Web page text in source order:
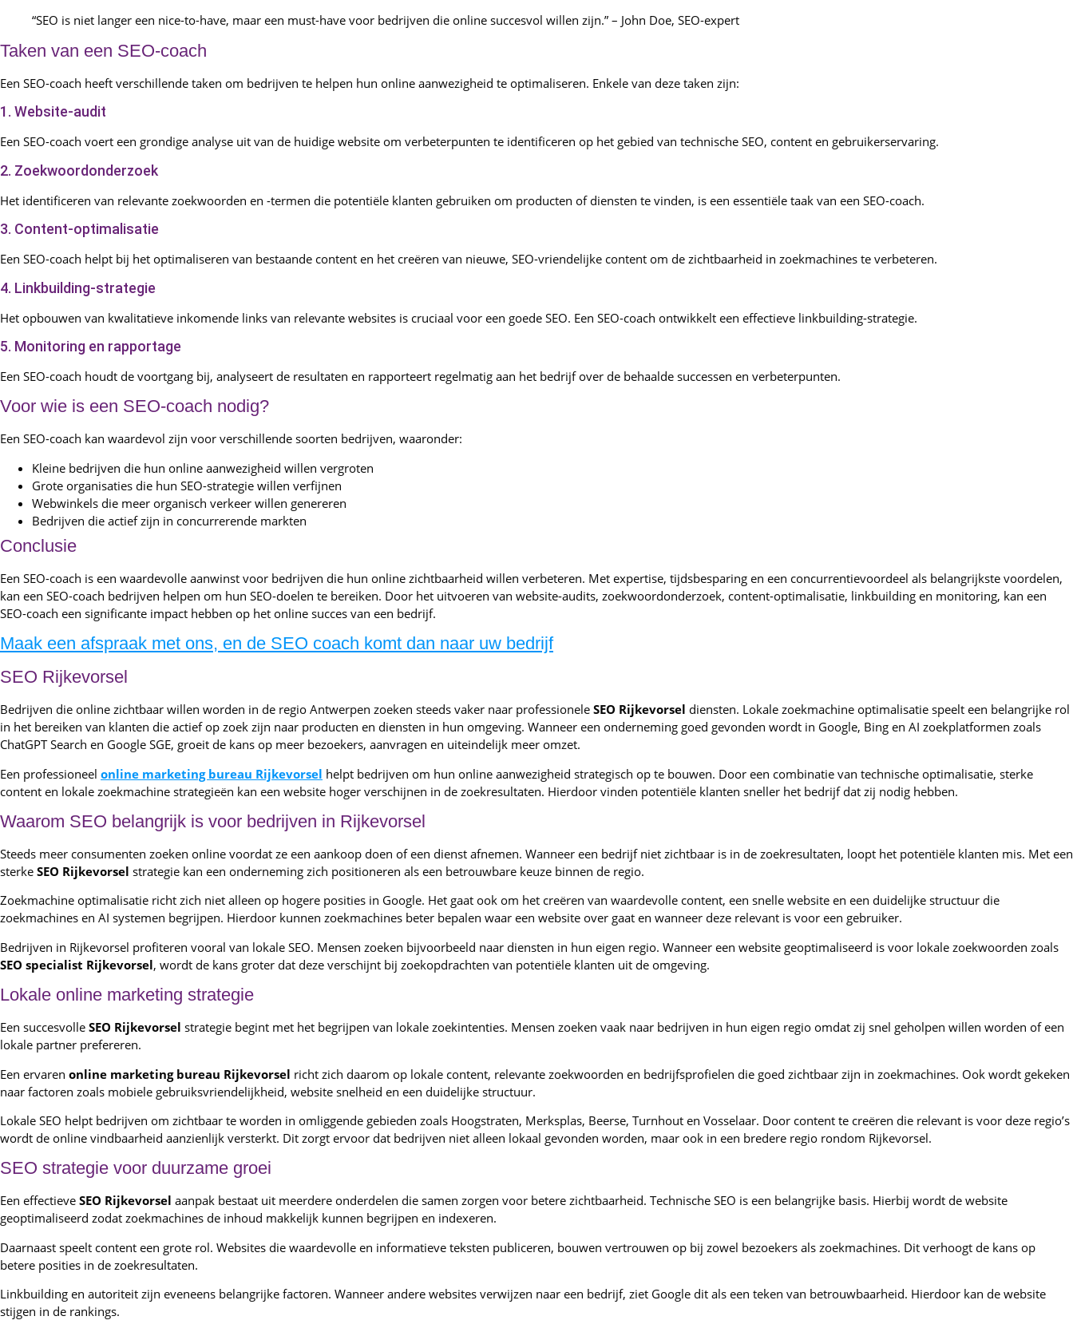
“SEO is niet langer een nice-to-have, maar een must-have voor bedrijven die online succesvol willen zijn.” – John Doe, SEO-expert
Taken van een SEO-coach
Een SEO-coach heeft verschillende taken om bedrijven te helpen hun online aanwezigheid te optimaliseren. Enkele van deze taken zijn:
1. Website-audit
Een SEO-coach voert een grondige analyse uit van de huidige website om verbeterpunten te identificeren op het gebied van technische SEO, content en gebruikerservaring.
2. Zoekwoordonderzoek
Het identificeren van relevante zoekwoorden en -termen die potentiële klanten gebruiken om producten of diensten te vinden, is een essentiële taak van een SEO-coach.
3. Content-optimalisatie
Een SEO-coach helpt bij het optimaliseren van bestaande content en het creëren van nieuwe, SEO-vriendelijke content om de zichtbaarheid in zoekmachines te verbeteren.
4. Linkbuilding-strategie
Het opbouwen van kwalitatieve inkomende links van relevante websites is cruciaal voor een goede SEO. Een SEO-coach ontwikkelt een effectieve linkbuilding-strategie.
5. Monitoring en rapportage
Een SEO-coach houdt de voortgang bij, analyseert de resultaten en rapporteert regelmatig aan het bedrijf over de behaalde successen en verbeterpunten.
Voor wie is een SEO-coach nodig?
Een SEO-coach kan waardevol zijn voor verschillende soorten bedrijven, waaronder:
Kleine bedrijven die hun online aanwezigheid willen vergroten
Grote organisaties die hun SEO-strategie willen verfijnen
Webwinkels die meer organisch verkeer willen genereren
Bedrijven die actief zijn in concurrerende markten
Conclusie
Een SEO-coach is een waardevolle aanwinst voor bedrijven die hun online zichtbaarheid willen verbeteren. Met expertise, tijdsbesparing en een concurrentievoordeel als belangrijkste voordelen,
kan een SEO-coach bedrijven helpen om hun SEO-doelen te bereiken. Door het uitvoeren van website-audits, zoekwoordonderzoek, content-optimalisatie, linkbuilding en monitoring, kan een
SEO-coach een significante impact hebben op het online succes van een bedrijf.
Maak een afspraak met ons, en de SEO coach komt dan naar uw bedrijf
SEO Rijkevorsel
Bedrijven die online zichtbaar willen worden in de regio Antwerpen zoeken steeds vaker naar professionele SEO Rijkevorsel diensten. Lokale zoekmachine optimalisatie speelt een belangrijke rol
in het bereiken van klanten die actief op zoek zijn naar producten en diensten in hun omgeving. Wanneer een onderneming goed gevonden wordt in Google, Bing en AI zoekplatformen zoals
ChatGPT Search en Google SGE, groeit de kans op meer bezoekers, aanvragen en uiteindelijk meer omzet.
Een professioneel online marketing bureau Rijkevorsel helpt bedrijven om hun online aanwezigheid strategisch op te bouwen. Door een combinatie van technische optimalisatie, sterke
content en lokale zoekmachine strategieën kan een website hoger verschijnen in de zoekresultaten. Hierdoor vinden potentiële klanten sneller het bedrijf dat zij nodig hebben.
Waarom SEO belangrijk is voor bedrijven in Rijkevorsel
Steeds meer consumenten zoeken online voordat ze een aankoop doen of een dienst afnemen. Wanneer een bedrijf niet zichtbaar is in de zoekresultaten, loopt het potentiële klanten mis. Met een
sterke SEO Rijkevorsel strategie kan een onderneming zich positioneren als een betrouwbare keuze binnen de regio.
Zoekmachine optimalisatie richt zich niet alleen op hogere posities in Google. Het gaat ook om het creëren van waardevolle content, een snelle website en een duidelijke structuur die
zoekmachines en AI systemen begrijpen. Hierdoor kunnen zoekmachines beter bepalen waar een website over gaat en wanneer deze relevant is voor een gebruiker.
Bedrijven in Rijkevorsel profiteren vooral van lokale SEO. Mensen zoeken bijvoorbeeld naar diensten in hun eigen regio. Wanneer een website geoptimaliseerd is voor lokale zoekwoorden zoals
SEO specialist Rijkevorsel, wordt de kans groter dat deze verschijnt bij zoekopdrachten van potentiële klanten uit de omgeving.
Lokale online marketing strategie
Een succesvolle SEO Rijkevorsel strategie begint met het begrijpen van lokale zoekintenties. Mensen zoeken vaak naar bedrijven in hun eigen regio omdat zij snel geholpen willen worden of een
lokale partner prefereren.
Een ervaren online marketing bureau Rijkevorsel richt zich daarom op lokale content, relevante zoekwoorden en bedrijfsprofielen die goed zichtbaar zijn in zoekmachines. Ook wordt gekeken
naar factoren zoals mobiele gebruiksvriendelijkheid, website snelheid en een duidelijke structuur.
Lokale SEO helpt bedrijven om zichtbaar te worden in omliggende gebieden zoals Hoogstraten, Merksplas, Beerse, Turnhout en Vosselaar. Door content te creëren die relevant is voor deze regio’s
wordt de online vindbaarheid aanzienlijk versterkt. Dit zorgt ervoor dat bedrijven niet alleen lokaal gevonden worden, maar ook in een bredere regio rondom Rijkevorsel.
SEO strategie voor duurzame groei
Een effectieve SEO Rijkevorsel aanpak bestaat uit meerdere onderdelen die samen zorgen voor betere zichtbaarheid. Technische SEO is een belangrijke basis. Hierbij wordt de website
geoptimaliseerd zodat zoekmachines de inhoud makkelijk kunnen begrijpen en indexeren.
Daarnaast speelt content een grote rol. Websites die waardevolle en informatieve teksten publiceren, bouwen vertrouwen op bij zowel bezoekers als zoekmachines. Dit verhoogt de kans op
betere posities in de zoekresultaten.
Linkbuilding en autoriteit zijn eveneens belangrijke factoren. Wanneer andere websites verwijzen naar een bedrijf, ziet Google dit als een teken van betrouwbaarheid. Hierdoor kan de website
stijgen in de rankings.